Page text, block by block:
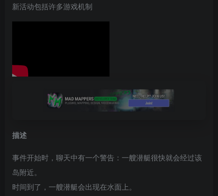
新活动包括许多游戏机制
描述
事件开始时，聊天中有一个警告：一艘潜艇很快就会经过该
岛附近。
时间到了，一艘潜艇会出现在水面上。